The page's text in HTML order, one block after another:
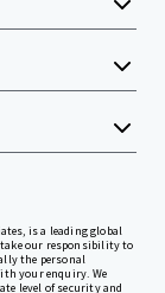
is a leading global
take our responsibility to
the personal
your enquiry. We
level of security and